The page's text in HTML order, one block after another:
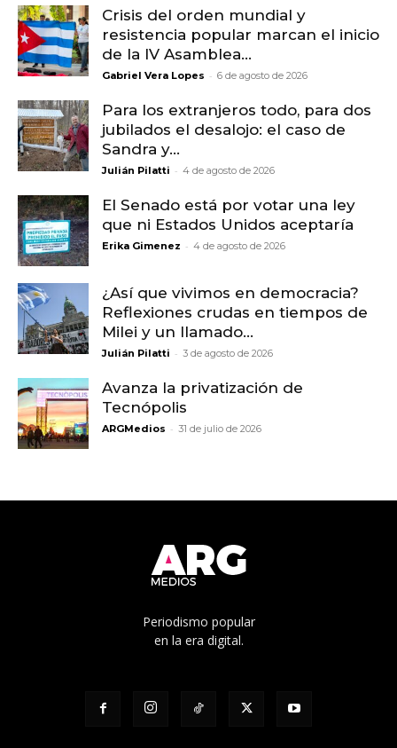
Crisis del orden mundial y
resistencia popular marcan el inicio
de la IV Asamblea...
Gabriel Vera Lopes - 6 de agosto de 2026
Para los extranjeros todo, para dos
jubilados el desalojo: el caso de
Sandra y...
Julián Pilatti - 4 de agosto de 2026
El Senado está por votar una ley
que ni Estados Unidos aceptaría
Erika Gimenez - 4 de agosto de 2026
¿Así que vivimos en democracia?
Reflexiones crudas en tiempos de
Milei y un llamado...
Julián Pilatti - 3 de agosto de 2026
Avanza la privatización de
Tecnópolis
ARGMedios - 31 de julio de 2026
Periodismo popular
en la era digital.